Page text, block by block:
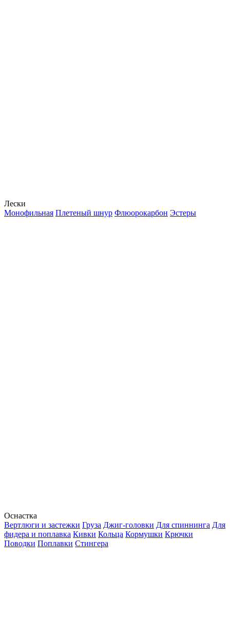
Лески
Монофильная Плетеный шнур Флюорокарбон Эстеры
Оснастка
Вертлюги и застежки Груза Джиг-головки Для спиннинга Для
фидера и поплавка Кивки Кольца Кормушки Крючки
Поводки Поплавки Стингера